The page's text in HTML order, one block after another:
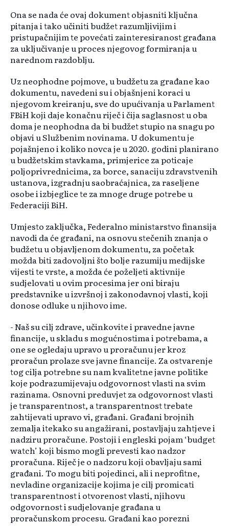
Ona se nada će ovaj dokument objasniti ključna
pitanja i tako učiniti budžet razumljivijim i
pristupačnijim te povećati zainteresiranost građana
za uključivanje u proces njegovog formiranja u
narednom razdoblju.
Uz neophodne pojmove, u budžetu za građane kao
dokumentu, navedeni su i objašnjeni koraci u
njegovom kreiranju, sve do upućivanja u Parlament
FBiH koji daje konačnu riječ i čija saglasnost u oba
doma je neophodna da bi budžet stupio na snagu po
objavi u Službenim novinama. U dokumentu je
pojašnjeno i koliko novca je u 2020. godini planirano
u budžetskim stavkama, primjerice za poticaje
poljoprivrednicima, za borce, sanaciju zdravstvenih
ustanova, izgradnju saobraćajnica, za raseljene
osobe i izbjeglice te za mnoge druge potrebe u
Federaciji BiH.
Umjesto zaključka, Federalno ministarstvo finansija
navodi da će građani, na osnovu stečenih znanja o
budžetu u objavljenom dokumentu, za početak
možda biti zadovoljni što bolje razumiju medijske
vijesti te vrste, a možda će poželjeti aktivnije
sudjelovati u ovim procesima jer oni biraju
predstavnike u izvršnoj i zakonodavnoj vlasti, koji
donose odluke u njihovo ime.
- Naš su cilj zdrave, učinkovite i pravedne javne
financije, u skladu s mogućnostima i potrebama, a
one se ogledaju upravo u proračunu jer kroz
proračun prolaze sve javne financije. Za ostvarenje
tog cilja potrebne su nam kvalitetne javne politike
koje podrazumijevaju odgovornost vlasti na svim
razinama. Osnovni preduvjet za odgovornost vlasti
je transparentnost, a transparentnost trebate
zahtijevati upravo vi, građani. Građani brojnih
zemalja itekako su angažirani, postavljaju zahtjeve i
nadziru proračune. Postoji i engleski pojam ‘budget
watch’ koji bismo mogli prevesti kao nadzor
proračuna. Riječ je o nadzoru koji obavljaju sami
građani. To mogu biti pojedinci, ali i neprofitne,
nevladine organizacije kojima je cilj promicati
transparentnost i otvorenost vlasti, njihovu
odgovornost i sudjelovanje građana u
proračunskom procesu. Građani kao porezni